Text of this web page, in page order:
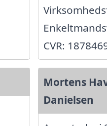
CVR:
Mortens
Danielsen